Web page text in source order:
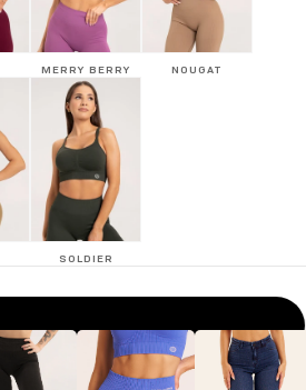
MERRY BERRY NOUGAT
SOLDIER
XS